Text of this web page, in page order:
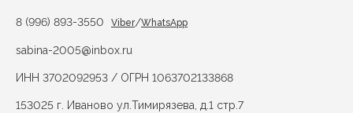
8 (996) 893-3550 Viber/WhatsApp
sabina-2005@inbox.ru
ИНН 3702092953 / ОГРН 1063702133868
153025 г. Иваново ул.Тимирязева, д.1 стр.7